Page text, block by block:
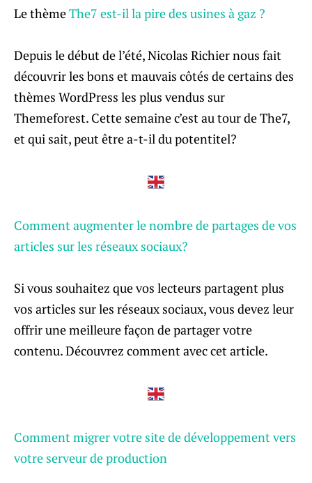
Le thèmeThe7 est-il la pire des usines à gaz ?
Depuis le début de l’été, Nicolas Richier nous fait
découvrir les bons et mauvais côtés de certains des
thèmes WordPress les plus vendus sur
Themeforest. Cette semaine c’est au tour de The7,
et qui sait, peut être a-t-il du potentitel?
Comment augmenter le nombre de partages de vos
articles sur les réseaux sociaux?
Si vous souhaitez que vos lecteurs partagent plus
vos articles sur les réseaux sociaux, vous devez leur
offrir une meilleure façon de partager votre
contenu. Découvrez comment avec cet article.
Comment migrer votre site de développement vers
votre serveur de production